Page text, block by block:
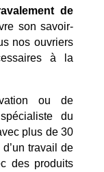
de
son savoir-
nos ouvriers
à la
ou de
du
plus de 30
d’un travail de
des produits